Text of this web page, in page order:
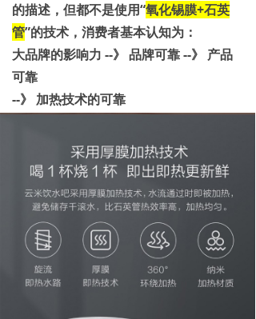
的描述，但都不是使用“氧化锡膜+石英
管”的技术，消费者基本认知为：
大品牌的影响力 --》 品牌可靠 --》 产品
可靠
--》 加热技术的可靠